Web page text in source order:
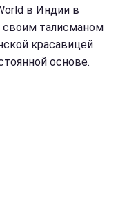
в Индии в
своим талисманом
красавицей
основе.